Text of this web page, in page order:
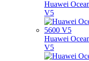
Huawei
V5
Huawei
V5